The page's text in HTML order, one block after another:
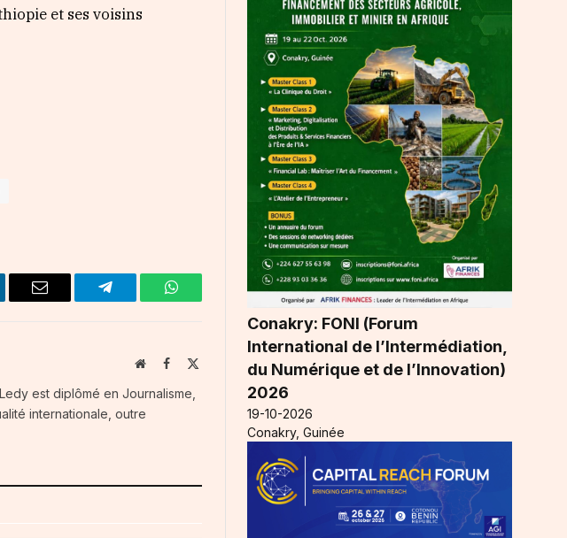
et ses voisins
Email Telegram WhatsApp
WebsiteFacebook
est diplômé en Journalisme,
internationale, outre
Conakry: FONI (Forum
International de l’Intermédiation,
du Numérique et de l’Innovation)
2026
19-10-2026
Conakry, Guinée